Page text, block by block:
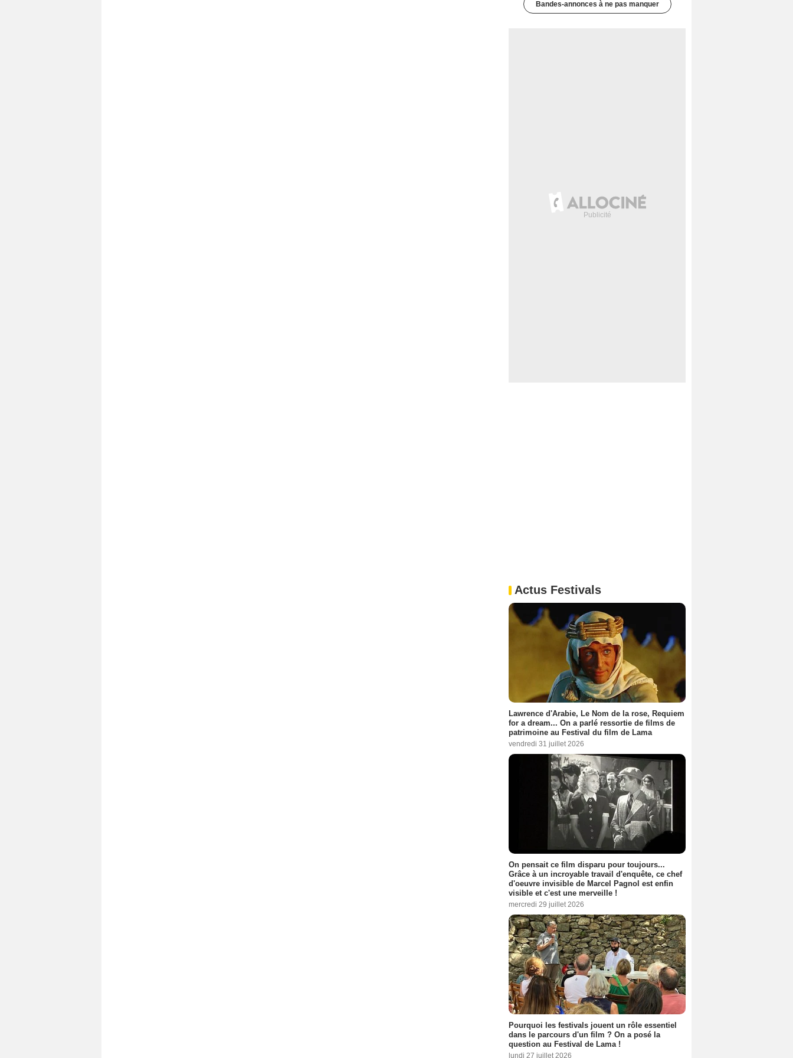
Bandes-annonces à ne pas manquer
Actus Festivals
Lawrence d'Arabie, Le Nom de la rose, Requiem
for a dream... On a parlé ressortie de films de
patrimoine au Festival du film de Lama
vendredi 31 juillet 2026
On pensait ce film disparu pour toujours...
Grâce à un incroyable travail d'enquête, ce chef
d'oeuvre invisible de Marcel Pagnol est enfin
visible et c'est une merveille !
mercredi 29 juillet 2026
Pourquoi les festivals jouent un rôle essentiel
dans le parcours d'un film ? On a posé la
question au Festival de Lama !
lundi 27 juillet 2026